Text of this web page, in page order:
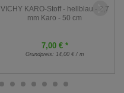
VICHY KARO-Stoff - hellblau - 2,7
mm Karo - 50 cm
7,00 € *
Grundpreis: 14,00 € / m